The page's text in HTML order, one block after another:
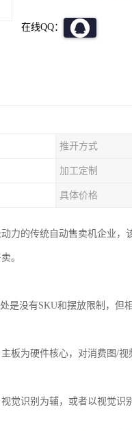
在线QQ：
推开方式
加工定制
具体价格
力的传统自动售卖机企业，
。
是没有SKU和摆放限制，但
板为硬件核心，对消费图/
觉识别为辅，或者以视觉识